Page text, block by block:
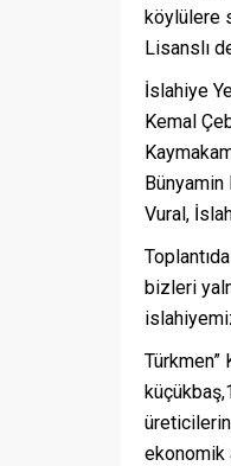
köylülere
Lisanslı
İslahiye
Kemal
Bünyamin
Vural,
bizleri
üreticilerin
ekonomik